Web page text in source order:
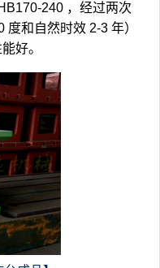
240 ，经过两次
度和自然时效 2-3 年）
好。